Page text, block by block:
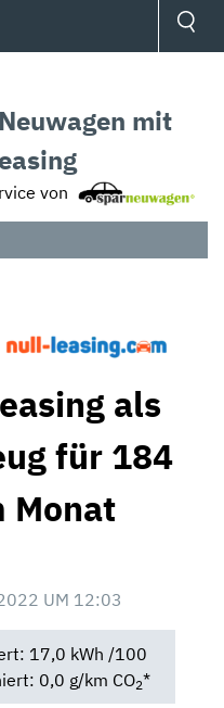
mit
von
als
für 184
Monat
2022 UM 12:03
17,0 kWh /100
0,0 g/km CO2*